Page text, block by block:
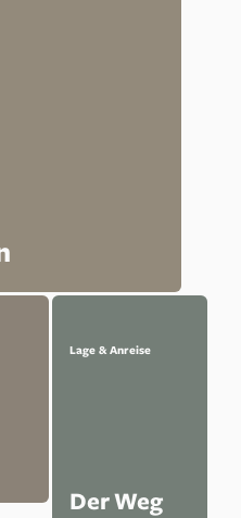
Lage & Anreise
Der Weg